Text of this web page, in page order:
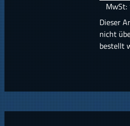
MwSt:
Dieser
nicht
bestellt